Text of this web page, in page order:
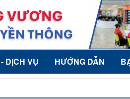
DỊCH VỤ HƯỚNG DẪN